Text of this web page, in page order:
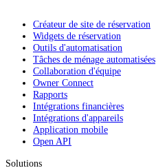
Créateur de site de réservation
Widgets de réservation
Outils d'automatisation
Tâches de ménage automatisées
Collaboration d'équipe
Owner Connect
Rapports
Intégrations financières
Intégrations d'appareils
Application mobile
Open API
Solutions